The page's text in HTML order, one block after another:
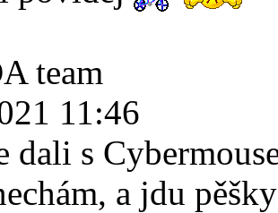
team
11:46
dali s
a jdu